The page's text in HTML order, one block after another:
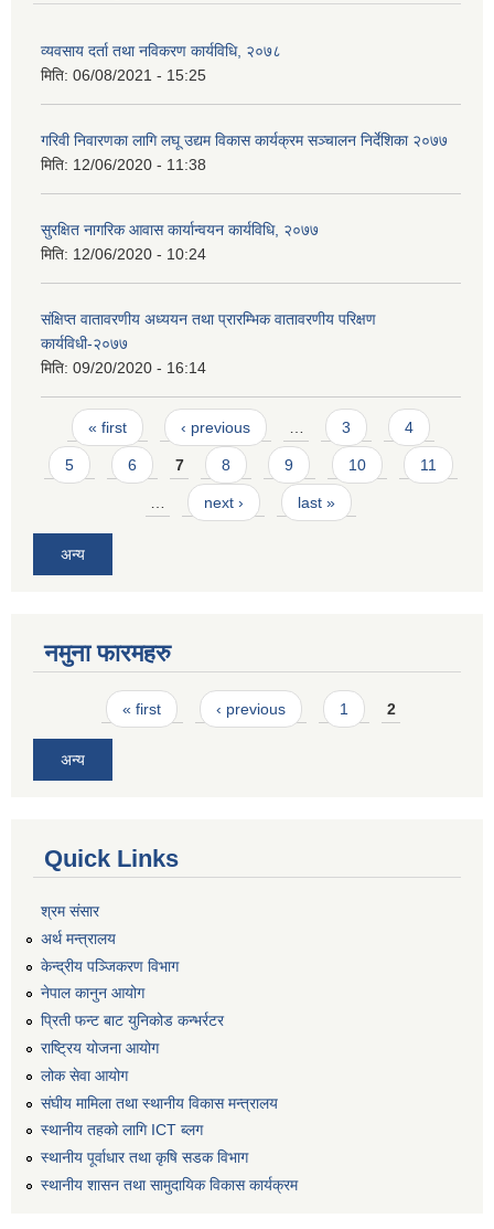
व्यवसाय दर्ता तथा नविकरण कार्यविधि, २०७८
मिति: 06/08/2021 - 15:25
गरिवी निवारणका लागि लघू उद्यम विकास कार्यक्रम सञ्चालन निर्देशिका २०७७
मिति: 12/06/2020 - 11:38
सुरक्षित नागरिक आवास कार्यान्वयन कार्यविधि, २०७७
मिति: 12/06/2020 - 10:24
संक्षिप्त वातावरणीय अध्ययन तथा प्रारम्भिक वातावरणीय परिक्षण
कार्यविधी-२०७७
मिति: 09/20/2020 - 16:14
Pages
« first ‹ previous … 3 4
5 6 7 8 9 10 11
… next › last »
अन्य
नमुना फारमहरु
Pages« first ‹ previous 1 2
अन्य
Quick Links
श्रम संसार
अर्थ मन्त्रालय
केन्द्रीय पञ्जिकरण विभाग
नेपाल कानुन आयोग
प्रिती फन्ट बाट युनिकोड कन्भर्रटर
राष्ट्रिय योजना आयोग
लोक सेवा आयोग
संघीय मामिला तथा स्थानीय विकास मन्त्रालय
स्थानीय तहको लागि ICT ब्लग
स्थानीय पूर्वाधार तथा कृषि सडक विभाग
स्थानीय शासन तथा सामुदायिक विकास कार्यक्रम